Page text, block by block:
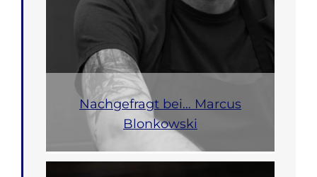
Nachgefragt bei… Marcus
Blonkowski